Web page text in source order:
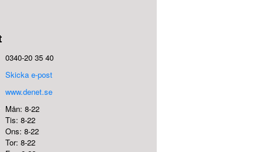
0340-20 35 40
Skicka e-post
www.denet.se
Mån: 8-22
Tis: 8-22
Ons: 8-22
Tor: 8-22